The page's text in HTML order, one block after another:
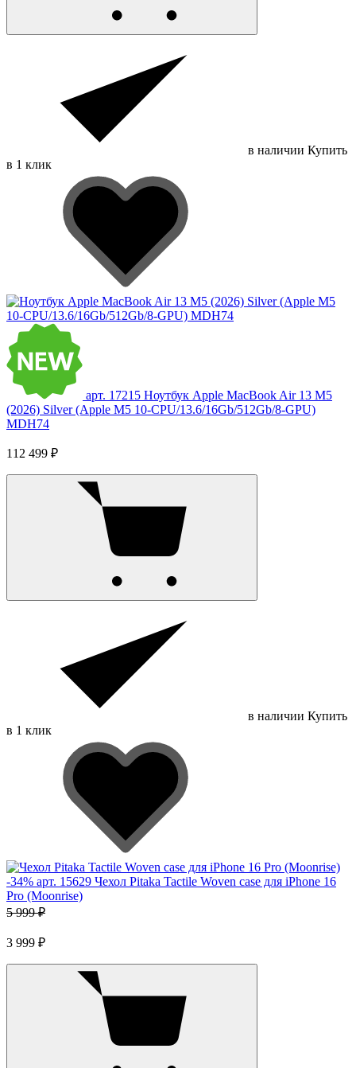
в наличии Купить
в 1 клик
арт. 17215 Ноутбук Apple MacBook Air 13 M5
(2026) Silver (Apple M5 10-CPU/13.6/16Gb/512Gb/8-GPU)
MDH74
112 499 ₽
в наличии Купить
в 1 клик
-34% арт. 15629 Чехол Pitaka Tactile Woven case для iPhone 16
Pro (Moonrise)
5 999 ₽
3 999 ₽